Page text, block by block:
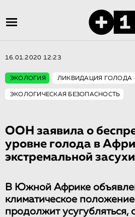
16.01.2020 12:23
ЭКОЛОГИЯ ЛИКВИДАЦИЯ ГОЛОДА
ЭКОЛОГИЧЕСКАЯ БЕЗОПАСНОСТЬ
ООН заявила о
уровне голода в
экстремальной засухи
В Южной Африке
климатическое
продолжит усугубляться,